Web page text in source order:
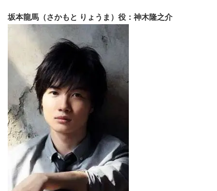
坂本龍馬（さかもと りょうま）役：神木隆之介